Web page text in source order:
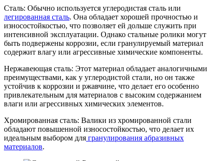
Сталь: Обычно используется углеродистая сталь или
легированная сталь. Она обладает хорошей прочностью и
износостойкостью, что позволяет ей дольше служить при
интенсивной эксплуатации. Однако стальные ролики могут
быть подвержены коррозии, если гранулируемый материал
содержит влагу или агрессивные химические компоненты.
Нержавеющая сталь: Этот материал обладает аналогичными
преимуществами, как у углеродистой стали, но он также
устойчив к коррозии и ржавчине, что делает его особенно
привлекательным для материалов с высоким содержанием
влаги или агрессивных химических элементов.
Хромированная сталь: Валики из хромированной стали
обладают повышенной износостойкостью, что делает их
идеальным выбором для гранулирования абразивных
материалов.